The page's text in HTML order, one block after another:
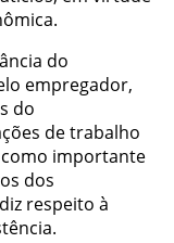
do
empregador,
do
de trabalho
importante
dos
respeito à